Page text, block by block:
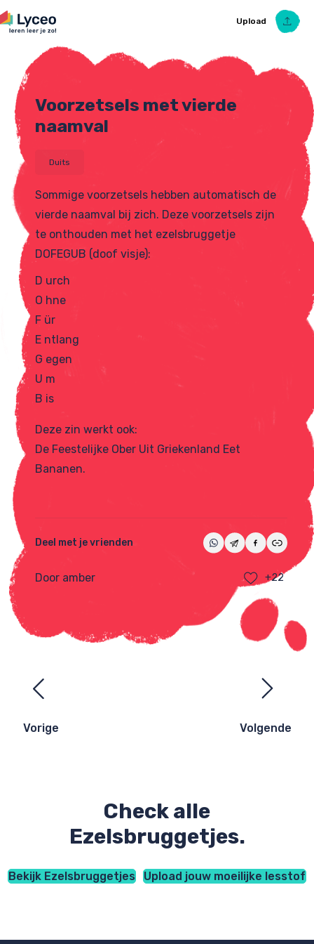
Upload
Upload Ezelsbruggetje
Voorzetsels met vierde
naamval
Duits
Sommige voorzetsels hebben automatisch de
vierde naamval bij zich. Deze voorzetsels zijn
te onthouden met het ezelsbruggetje
DOFEGUB (doof visje):
D urch
O hne
F ür
E ntlang
G egen
U m
B is
Deze zin werkt ook:
De Feestelijke Ober Uit Griekenland Eet
Bananen.
Deel met je vrienden
Door amber +22
Ezelsbruggetjes
navigatie
Vorige Volgende
Check alle
Ezelsbruggetjes.
Bekijk Ezelsbruggetjes Upload jouw moeilijke lesstof